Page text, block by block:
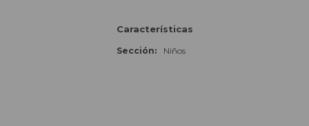
Características
Sección Niños